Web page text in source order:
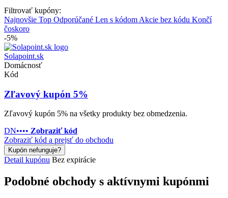
Filtrovať kupóny:
Najnovšie Top Odporúčané Len s kódom Akcie bez kódu Končí
čoskoro
-5%
Solapoint.sk
Domácnosť
Kód
Zľavový kupón 5%
Zľavový kupón 5% na všetky produkty bez obmedzenia.
DN•••• Zobraziť kód
Zobraziť kód a prejsť do obchodu
Kupón nefunguje?
Detail kupónu Bez expirácie
Podobné obchody s aktívnymi kupónmi